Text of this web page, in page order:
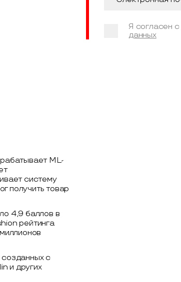
ML-
систему
получить товар
4,9 баллов в
рейтинга
с
и других
Я согласен с
данных